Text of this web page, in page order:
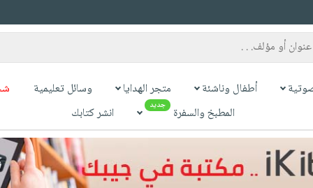
أطفال وناشئة متجر الهدايا وسائل تعليمية
المطبخ والسفرة
جديد انشر كتابك